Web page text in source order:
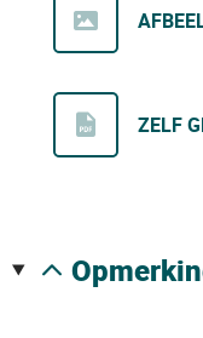
ZELF